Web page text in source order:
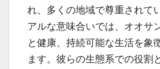
れ、多くの地域で尊重されて
アルな意味合いでは、オオサ
と健康、持続可能な生活を象
ます。彼らの生態系での役割